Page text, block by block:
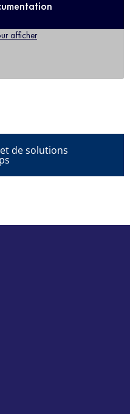
afficher
de solutions